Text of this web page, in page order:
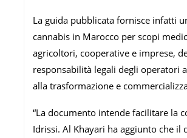
​La guida pubblicata fornisce infatti
cannabis in Marocco per scopi
agricoltori, cooperative e imprese,
responsabilità legali degli operatori
alla trasformazione e
“La documento intende facilitare la
Idrissi. Al Khayari ha aggiunto che